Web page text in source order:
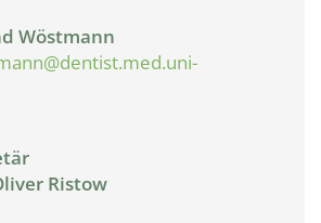
Wöstmann
Ristow